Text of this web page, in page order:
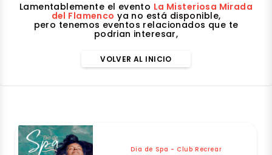
Lamentablemente el evento La Misteriosa Mirada
del Flamenco ya no está disponible,
pero tenemos eventos relacionados que te
podrian interesar,
VOLVER AL INICIO
Dia de Spa - Club Recrear